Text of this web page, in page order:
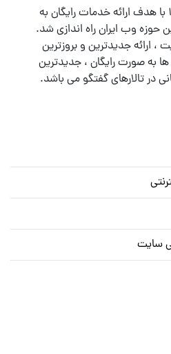
پرشین اسکریپت در سال ۱۳۸۶ با هدف ارائه خدمات رایگان به
حوزه وب ایران راه اندازی شد.
ارائه جدیدترین و بروزترین
به صورت رایگان ، جدیدترین
در تالارهای گفتگو می باشد.
سایت